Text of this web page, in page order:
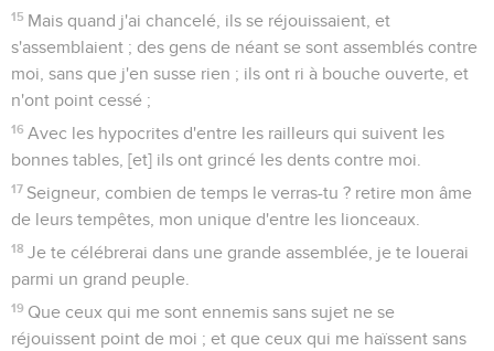
15 Mais quand j'ai chancelé, ils se réjouissaient, et
s'assemblaient ; des gens de néant se sont assemblés contre
moi, sans que j'en susse rien ; ils ont ri à bouche ouverte, et
n'ont point cessé ;
16 Avec les hypocrites d'entre les railleurs qui suivent les
bonnes tables, [et] ils ont grincé les dents contre moi.
17 Seigneur, combien de temps le verras-tu ? retire mon âme
de leurs tempêtes, mon unique d'entre les lionceaux.
18 Je te célébrerai dans une grande assemblée, je te louerai
parmi un grand peuple.
19 Que ceux qui me sont ennemis sans sujet ne se
réjouissent point de moi ; et que ceux qui me haïssent sans